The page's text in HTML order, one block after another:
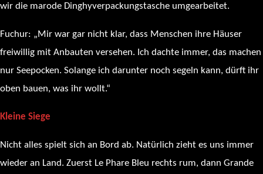
wir die marode Dinghyverpackungstasche umgearbeitet.
Fuchur: „Mir war gar nicht klar, dass Menschen ihre Häuser
freiwillig mit Anbauten versehen. Ich dachte immer, das machen
nur Seepocken. Solange ich darunter noch segeln kann, dürft ihr
oben bauen, was ihr wollt.“
Kleine Siege
Nicht alles spielt sich an Bord ab. Natürlich zieht es uns immer
wieder an Land. Zuerst Le Phare Bleu rechts rum, dann Grande